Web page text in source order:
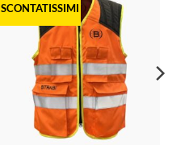
SCONTATISSIMI